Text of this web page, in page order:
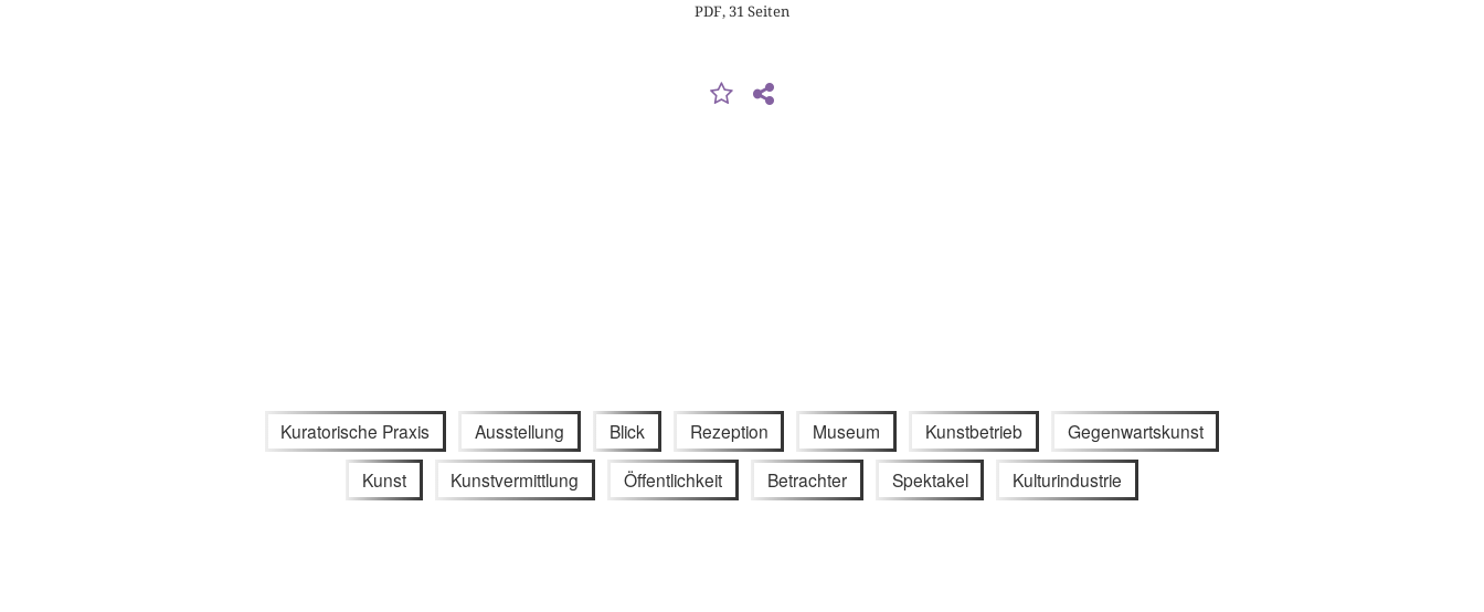
PDF, 31 Seiten
Kuratorische Praxis Ausstellung Blick Rezeption Museum Kunstbetrieb Gegenwartskunst
Kunst Kunstvermittlung Öffentlichkeit Betrachter Spektakel Kulturindustrie